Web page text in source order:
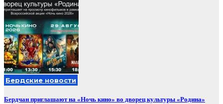
Бердские новости
Бердчан приглашают на «Ночь кино» во дворец культуры «Родина»